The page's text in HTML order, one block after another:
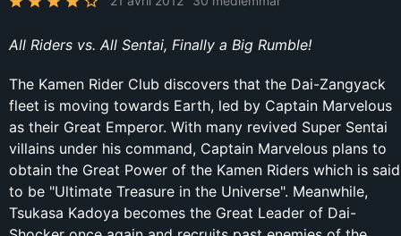
All Riders vs. All Sentai, Finally a Big Rumble!
The Kamen Rider Club discovers that the Dai-Zangyack
fleet is moving towards Earth, led by Captain Marvelous
as their Great Emperor. With many revived Super Sentai
villains under his command, Captain Marvelous plans to
obtain the Great Power of the Kamen Riders which is said
to be "Ultimate Treasure in the Universe". Meanwhile,
Tsukasa Kadoya becomes the Great Leader of Dai-